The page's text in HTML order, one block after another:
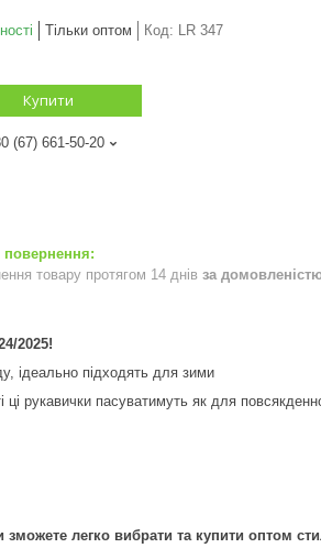
Тільки оптом Код: LR 347
Купити
(67) 661-50-20
товару протягом 14 днів за
2025!
ідеально підходять для зими
рукавички пасуватимуть як для
легко вибрати та купити оптом